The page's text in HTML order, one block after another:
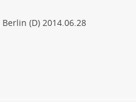
(D) 2014.06.28